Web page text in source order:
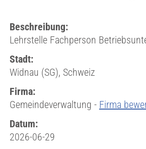
Beschreibung:
Lehrstelle Fachperson
Stadt:
Widnau (SG), Schweiz
Firma:
Gemeindeverwaltung - Firma
Datum:
2026-06-29